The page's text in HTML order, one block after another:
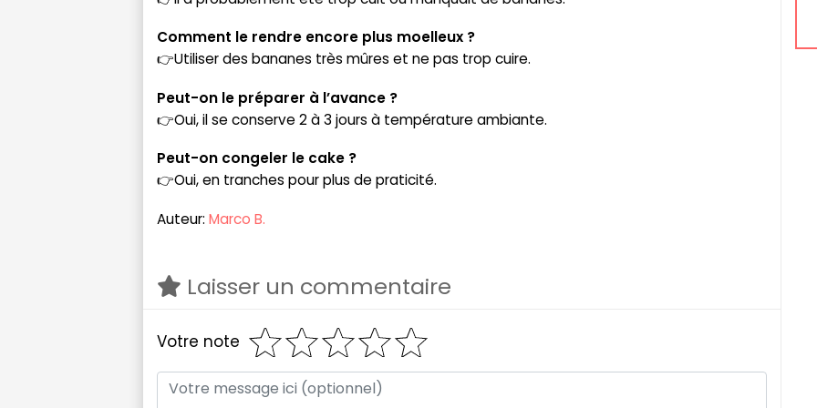
Comment le rendre encore plus moelleux ?
👉Utiliser des bananes très mûres et ne pas trop cuire.
Peut-on le préparer à l’avance ?
👉Oui, il se conserve 2 à 3 jours à température ambiante.
Peut-on congeler le cake ?
👉Oui, en tranches pour plus de praticité.
Auteur: Marco B.
Laisser un commentaire
Votre note